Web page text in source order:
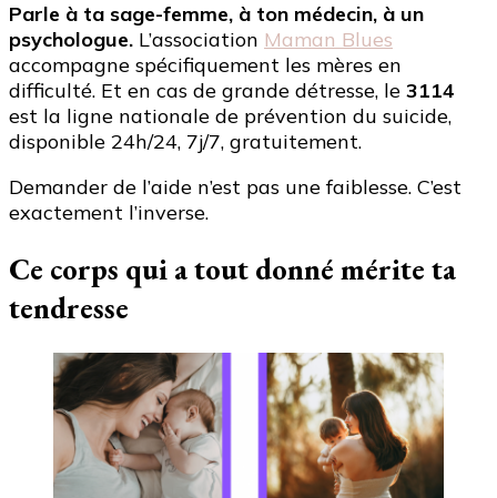
Parle à ta sage-femme, à ton médecin, à un
psychologue. L’association Maman Blues
accompagne spécifiquement les mères en
difficulté. Et en cas de grande détresse, le 3114
est la ligne nationale de prévention du suicide,
disponible 24h/24, 7j/7, gratuitement.
Demander de l’aide n’est pas une faiblesse. C’est
exactement l’inverse.
Ce corps qui a tout donné mérite ta
tendresse